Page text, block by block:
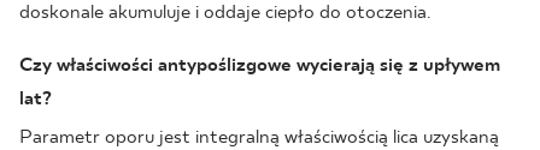
doskonale akumuluje i oddaje ciepło do otoczenia.
Czy właściwości antypoślizgowe wycierają się z upływem
lat?
Parametr oporu jest integralną właściwością lica uzyskaną